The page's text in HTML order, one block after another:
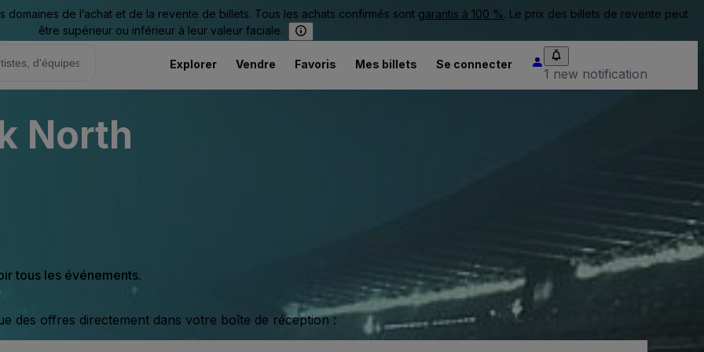
de l’achat et de la revente de billets. Tous les achats confirmés sont garantis à 100 %. Le prix des billets de revente peut
être supérieur ou inférieur à leur valeur faciale.
Explorer Vendre Favoris Mes billets Se connecter
1 new notification
North
tous les événements.
des offres directement dans votre boîte de réception :